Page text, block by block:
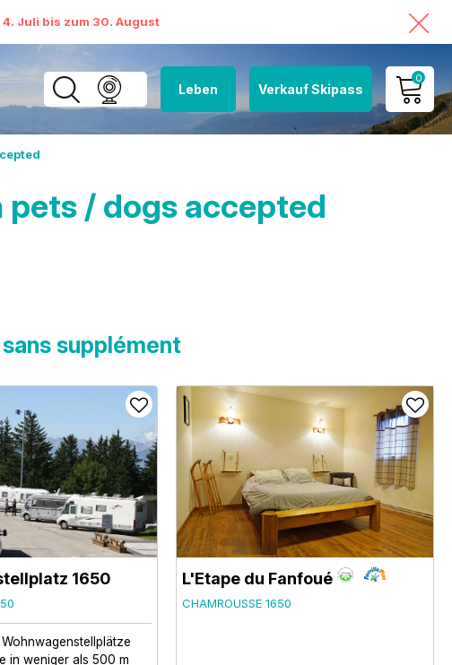
Juli bis zum 30. August
Leben Verkauf Skipass
0
MEIN KONTO
ANSEHEN
/ dogs accepted
supplément
1650
Wohnwagenstellplätze
in weniger als 500 m
L'Etape du Fanfoué
CHAMROUSSE 1650